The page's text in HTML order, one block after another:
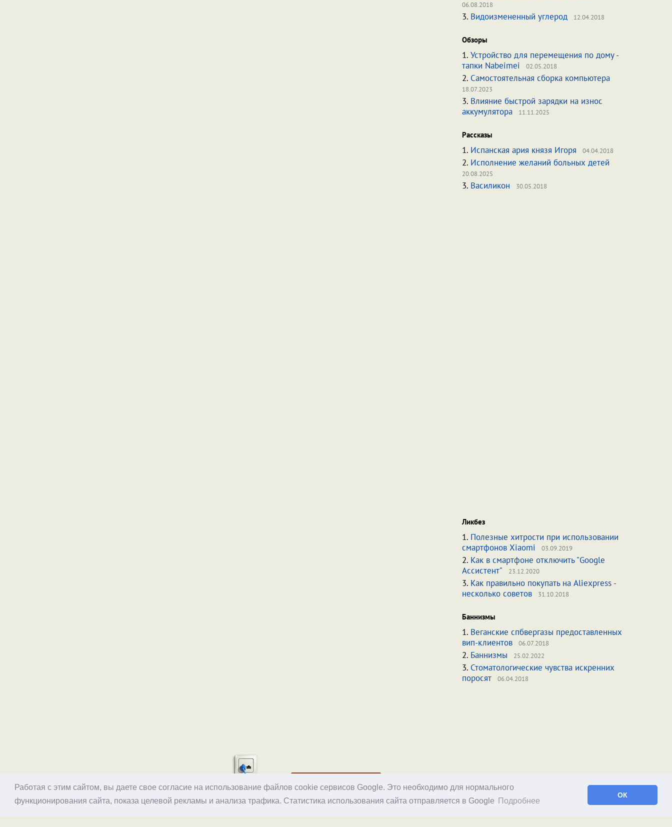
Работая с этим сайтом, вы даете свое согласие на использование файлов cookie сервисов Google. Это необходимо для нормального
функционирования сайта, показа целевой рекламы и анализа трафика. Статистика использования сайта отправляется в Google
Подробнее
ОК
06.08.2018
3. Видоизмененный углерод 12.04.2018
Обзоры
1. Устройство для перемещения по дому -
тапки Nabeimei
02.05.2018
2. Самостоятельная сборка компьютера
18.07.2023
3. Влияние быстрой зарядки на износ
аккумулятора
11.11.2025
Рассказы
1. Испанская ария князя Игоря 04.04.2018
2. Исполнение желаний больных детей
20.08.2025
3. Василикон 30.05.2018
Ликбез
1. Полезные хитрости при использовании
смартфонов Xiaomi
03.09.2019
2. Как в смартфоне отключить "Google
Ассистент"
23.12.2020
3. Как правильно покупать на Aliexpress -
несколько советов
31.10.2018
Баннизмы
1. Веганские спбвергазы предоставленных
вип-клиентов
06.07.2018
2. Баннизмы 25.02.2022
3. Стоматологические чувства искренних
поросят
06.04.2018
© 1998–2026 Alex Exler RSS блога